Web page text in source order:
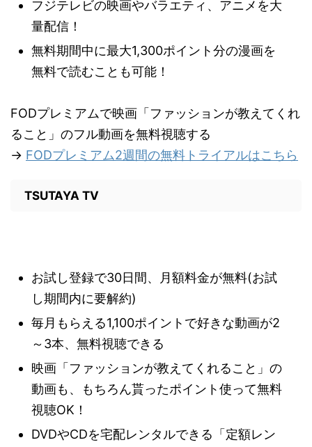
フジテレビの映画やバラエティ、アニメを大
量配信！
無料期間中に最大1,300ポイント分の漫画を
無料で読むことも可能！
FODプレミアムで映画「ファッションが教えてくれ
ること」のフル動画を無料視聴する
→ FODプレミアム2週間の無料トライアルはこちら
TSUTAYA TV
お試し登録で30日間、月額料金が無料(お試
し期間内に要解約)
毎月もらえる1,100ポイントで好きな動画が2
～3本、無料視聴できる
映画「ファッションが教えてくれること」の
動画も、もちろん貰ったポイント使って無料
視聴OK！
DVDやCDを宅配レンタルできる「定額レン